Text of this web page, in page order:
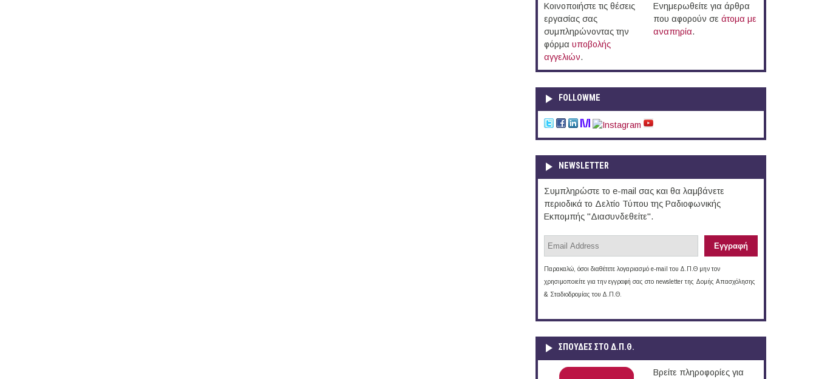
Κοινοποιήστε τις θέσεις
εργασίας σας
συμπληρώνοντας την
φόρμα υποβολής
αγγελιών.
Ενημερωθείτε για άρθρα
που αφορούν σε άτομα με
αναπηρία.
FOLLOWME
NEWSLETTER
Συμπληρώστε το e-mail σας και θα λαμβάνετε
περιοδικά το Δελτίο Τύπου της Ραδιοφωνικής
Εκπομπής "Διασυνδεθείτε".
Παρακαλώ, όσοι διαθέτετε λογαριασμό e-mail του Δ.Π.Θ μην τον
χρησιμοποιείτε για την εγγραφή σας στο newsletter της Δομής Απασχόλησης
& Σταδιοδρομίας του Δ.Π.Θ.
ΣΠΟΥΔΈΣ ΣΤΟ Δ.Π.Θ.
Βρείτε πληροφορίες για